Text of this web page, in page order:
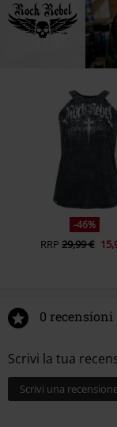
-46%
RRP 29,99 €
0 recensioni
Scrivi la tua
Scrivi una